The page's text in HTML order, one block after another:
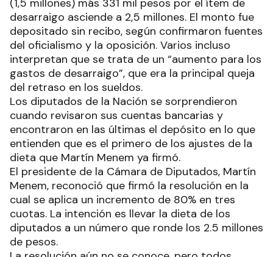
(1,5 millones) más 331 mil pesos por el ítem de
desarraigo asciende a 2,5 millones. El monto fue
depositado sin recibo, según confirmaron fuentes
del oficialismo y la oposición. Varios incluso
interpretan que se trata de un “aumento para los
gastos de desarraigo”, que era la principal queja
del retraso en los sueldos.
Los diputados de la Nación se sorprendieron
cuando revisaron sus cuentas bancarias y
encontraron en las últimas el depósito en lo que
entienden que es el primero de los ajustes de la
dieta que Martín Menem ya firmó.
El presidente de la Cámara de Diputados, Martín
Menem, reconoció que firmó la resolución en la
cual se aplica un incremento de 80% en tres
cuotas. La intención es llevar la dieta de los
diputados a un número que ronde los 2.5 millones
de pesos.